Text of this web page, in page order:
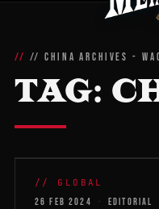
// CHINA ARCHIVES -
TAG:
WMB 2026
// GLOBAL
26 FEB 2024 · EDITORIAL